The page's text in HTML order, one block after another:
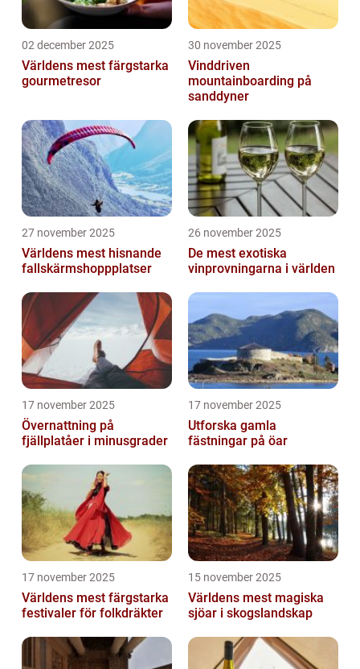
02 december 2025
Världens mest färgstarka
gourmetresor
30 november 2025
Vinddriven
mountainboarding på
sanddyner
27 november 2025
Världens mest hisnande
fallskärmshoppplatser
26 november 2025
De mest exotiska
vinprovningarna i världen
17 november 2025
Övernattning på
fjällplatåer i minusgrader
17 november 2025
Utforska gamla
fästningar på öar
17 november 2025
Världens mest färgstarka
festivaler för folkdräkter
15 november 2025
Världens mest magiska
sjöar i skogslandskap